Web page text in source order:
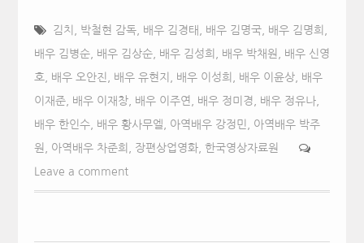
김치 박철현 감독, 배우 김경태 배우 김명국, 배우 김명희
배우 김병순, 배우 김상순, 배우 김성희 배우 박채원 배우 신영
호 배우 오안진 배우 유현지 배우 이성희 배우 이윤상, 배우
이재준, 배우 이재창, 배우 이주연 배우 정미경 배우 정유나,
배우 한인수, 배우 황사무엘 아역배우 강정민 아역배우 박주
원 아역배우 차준희 장편상업영화, 한국영상자료원
Leave a comment